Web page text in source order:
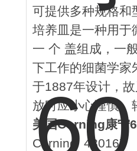
可提供多种规格和
培养皿是一种用于
一 个 盖组成，一
下工作的细菌学
于1887年设计，
放时应小心谨慎、
美国Corning康宁
Corning 430167